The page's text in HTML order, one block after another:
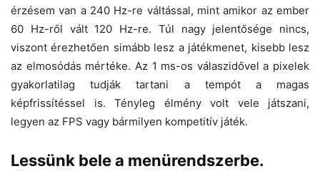
érzésem van a 240 Hz-re váltással, mint amikor az ember
60 Hz-ről vált 120 Hz-re. Túl nagy jelentősége nincs,
viszont érezhetően simább lesz a játékmenet, kisebb lesz
az elmosódás mértéke. Az 1 ms-os válaszidővel a pixelek
gyakorlatilag tudják tartani a tempót a magas
képfrissítéssel is. Tényleg élmény volt vele játszani,
legyen az FPS vagy bármilyen kompetitív játék.
Lessünk bele a menürendszerbe.